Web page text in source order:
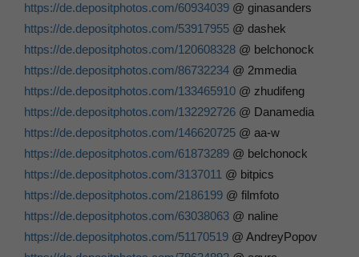
https://de.depositphotos.com/60934039 @ ginasanders
https://de.depositphotos.com/53917955 @ dashek
https://de.depositphotos.com/120608328 @ belchonock
https://de.depositphotos.com/86732234 @ 2mmedia
https://de.depositphotos.com/133465910 @ zhudifeng
https://de.depositphotos.com/132292726 @ Danamedia
https://de.depositphotos.com/146620725 @ aa-w
https://de.depositphotos.com/61873289 @ belchonock
https://de.depositphotos.com/3137011 @ bitpics
https://de.depositphotos.com/2186199 @ filmfoto
https://de.depositphotos.com/63038063 @ naline
https://de.depositphotos.com/51170519 @ AndreyPopov